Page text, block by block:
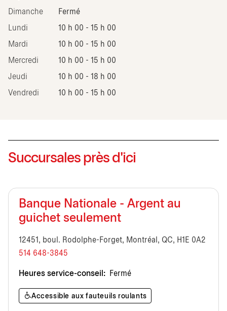
Dimanche Fermé
Lundi 10 h 00 - 15 h 00
Mardi 10 h 00 - 15 h 00
Mercredi 10 h 00 - 15 h 00
Jeudi 10 h 00 - 18 h 00
Vendredi 10 h 00 - 15 h 00
Succursales près d'ici
Banque Nationale - Argent au
guichet seulement
12451, boul. Rodolphe-Forget, Montréal, QC, H1E 0A2
514 648-3845
Heures service-conseil: Fermé
Accessible aux fauteuils roulants